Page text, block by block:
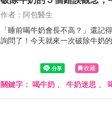
作者：阿包醫生
「睡前喝牛奶會長不高？」還
詢問了！今天就來一次破除牛奶的
收藏
關鍵字： 喝牛奶 、 牛奶迷思 、